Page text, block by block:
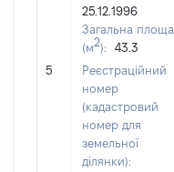
5
25.12.1996
Загальна площа
(м2):
43.3
Реєстраційний
номер
(кадастровий
номер для
земельної
ділянки):